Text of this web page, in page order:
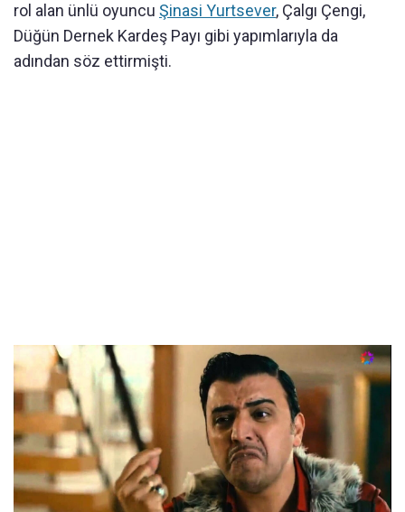
rol alan ünlü oyuncu Şinasi Yurtsever, Çalgı Çengi,
Düğün Dernek Kardeş Payı gibi yapımlarıyla da
adından söz ettirmişti.